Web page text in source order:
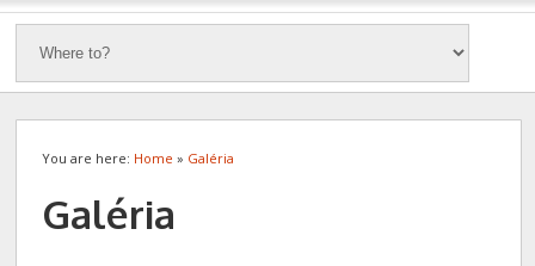
You are here: Home » Galéria
Galéria